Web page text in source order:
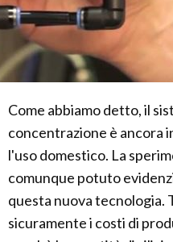
Come abbiamo detto, il
concentrazione è ancora
l'uso domestico. La
comunque potuto
questa nuova tecnologia.
sicuramente i costi di